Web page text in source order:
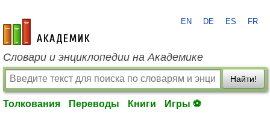
academic.ru
EN DE ES FR
Словари и энциклопедии на Академике
Найти!
Толкования Переводы Книги Игры ⚽